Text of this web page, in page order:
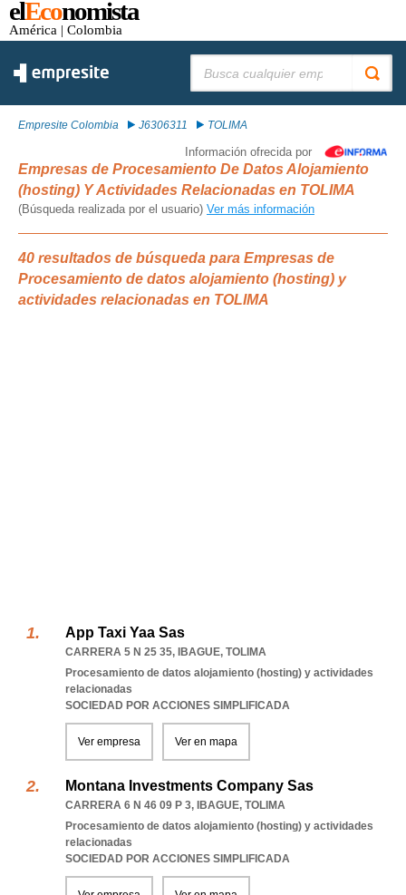
elEconomista
América | Colombia
Empresite Colombia J6306311 TOLIMA
Información ofrecida por
Empresas de Procesamiento De Datos Alojamiento
(hosting) Y Actividades Relacionadas en TOLIMA
(Búsqueda realizada por el usuario) Ver más información
40 resultados de búsqueda para Empresas de
Procesamiento de datos alojamiento (hosting) y
actividades relacionadas en TOLIMA
App Taxi Yaa Sas
CARRERA 5 N 25 35, IBAGUE, TOLIMA
Procesamiento de datos alojamiento (hosting) y actividades
relacionadas
SOCIEDAD POR ACCIONES SIMPLIFICADA
Ver empresa Ver en mapa
Montana Investments Company Sas
CARRERA 6 N 46 09 P 3, IBAGUE, TOLIMA
Procesamiento de datos alojamiento (hosting) y actividades
relacionadas
SOCIEDAD POR ACCIONES SIMPLIFICADA